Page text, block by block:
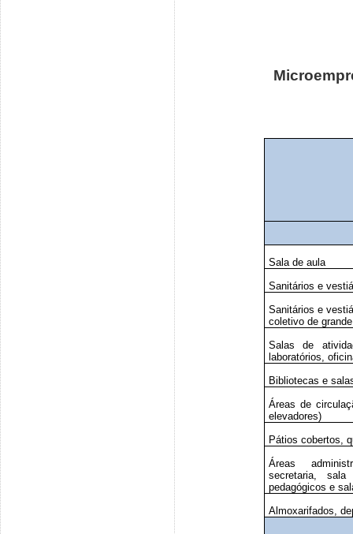
Sala de aula
Sanitários e
Sanitários e
coletivo de
Salas de
laboratórios,
Bibliotecas e
Áreas de
elevadores)
Pátios cobertos,
Áreas
secretaria,
pedagógicos e
Almoxarifados,